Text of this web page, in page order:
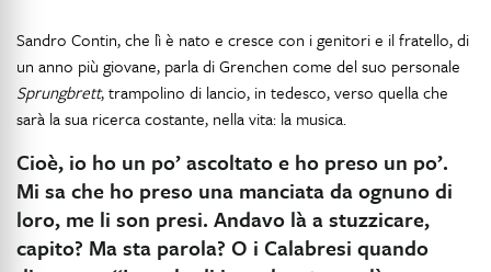
Sandro Contin, che lì è nato e cresce con i genitori e il fratello, di
un anno più giovane, parla di Grenchen come del suo personale
Sprungbrett, trampolino di lancio, in tedesco, verso quella che
sarà la sua ricerca costante, nella vita: la musica.
Cioè, io ho un po’ ascoltato e ho preso un po’.
Mi sa che ho preso una manciata da ognuno di
loro, me li son presi. Andavo là a stuzzicare,
capito? Ma sta parola? O i Calabresi quando